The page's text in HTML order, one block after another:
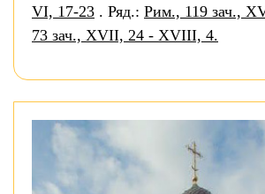
VI, 17-23 . Ряд.: Рим., 119 зач.,
73 зач., XVII, 24 - XVIII, 4.